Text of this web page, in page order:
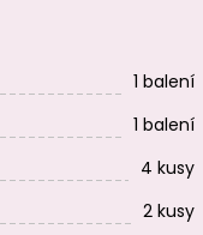
1 balení
1 balení
4 kusy
2 kusy